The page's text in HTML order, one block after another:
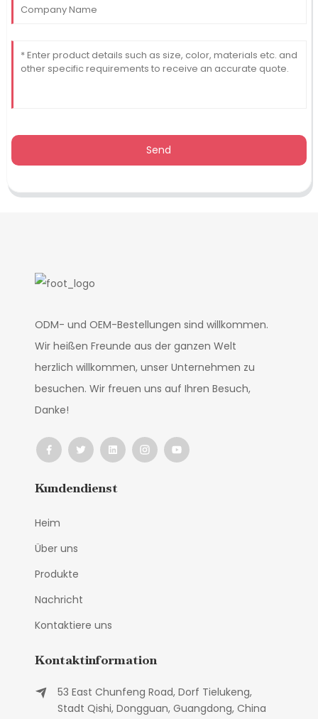
Send
ODM- und OEM-Bestellungen sind willkommen.
Wir heißen Freunde aus der ganzen Welt
herzlich willkommen, unser Unternehmen zu
besuchen. Wir freuen uns auf Ihren Besuch,
Danke!
Kundendienst
Heim
Über uns
Produkte
Nachricht
Kontaktiere uns
Kontaktinformation
53 East Chunfeng Road, Dorf Tielukeng,
Stadt Qishi, Dongguan, Guangdong, China